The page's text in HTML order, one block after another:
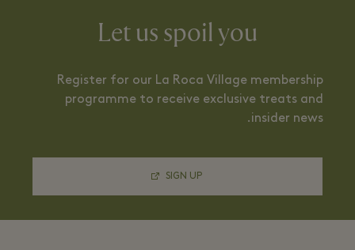
Let us spoil you
Register for our La Roca Village membership
programme to receive exclusive treats and
insider news.
SIGN UP